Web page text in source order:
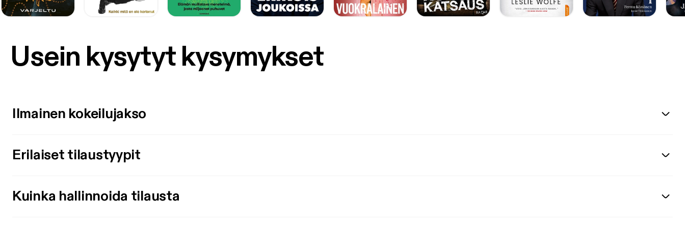
Usein kysytyt kysymykset
Ilmainen kokeilujakso
Erilaiset tilaustyypit
Kuinka hallinnoida tilausta